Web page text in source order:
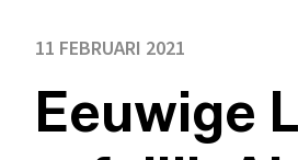
11 FEBRUARI 2021
Eeuwige